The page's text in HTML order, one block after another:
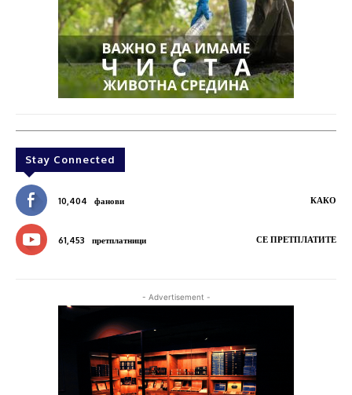
Stay Connected
10,404 фанови КАКО
61,453 претплатници СЕ ПРЕТПЛАТИТЕ
- Advertisement -